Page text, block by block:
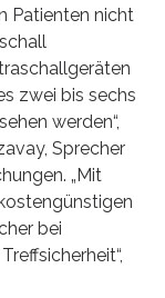
Patienten nicht
zwei bis sechs
werden“,
Sprecher
„Mit
bei